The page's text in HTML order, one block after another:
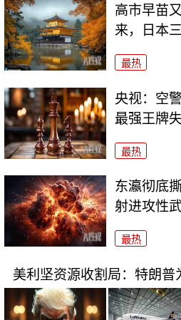
高市早苗
来，日本
最热
央视：空
最强王牌
最热
东瀛彻底
射进攻性武
最热
美利坚资源收割局：特朗普